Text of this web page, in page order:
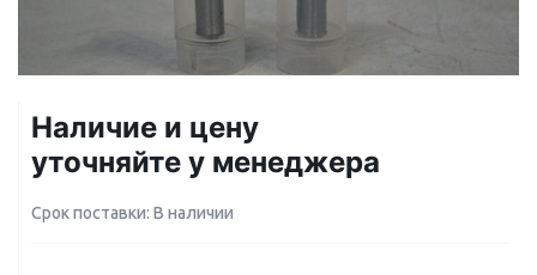
Наличие и цену
уточняйте у менеджера
Срок поставки: В наличии